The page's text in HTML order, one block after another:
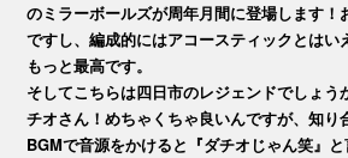
のミラーボールズが周年月間に登場します！
ですし、編成的にはアコースティックとはい
もっと最高です。
そしてこちらは四日市のレジェンドでしょう
チオさん！めちゃくちゃ良いんですが、知り
BGMで音源をかけると『ダチオじゃん笑』